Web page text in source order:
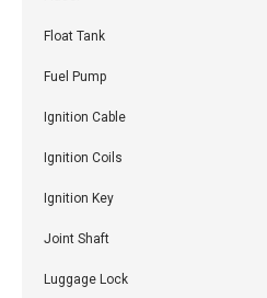
Float Tank
Fuel Pump
Ignition Cable
Ignition Coils
Ignition Key
Joint Shaft
Luggage Lock